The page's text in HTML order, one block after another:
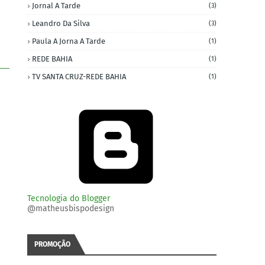
Jornal A Tarde (3)
Leandro Da Silva (3)
Paula A Jorna A Tarde (1)
REDE BAHIA (1)
TV SANTA CRUZ-REDE BAHIA (1)
Tecnologia do Blogger
@matheusbispodesign
PROMOÇÃO